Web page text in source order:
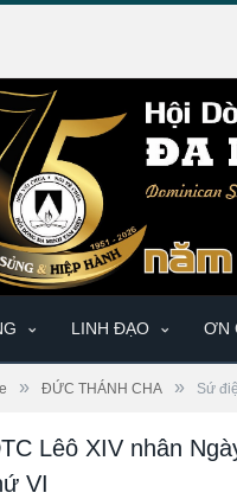
LINH ĐẠO ƠN
» ĐỨC THÁNH CHA » Sứ
Lêô XIV nhân
VI